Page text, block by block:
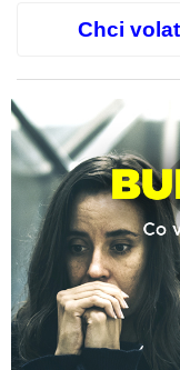
Chci volat